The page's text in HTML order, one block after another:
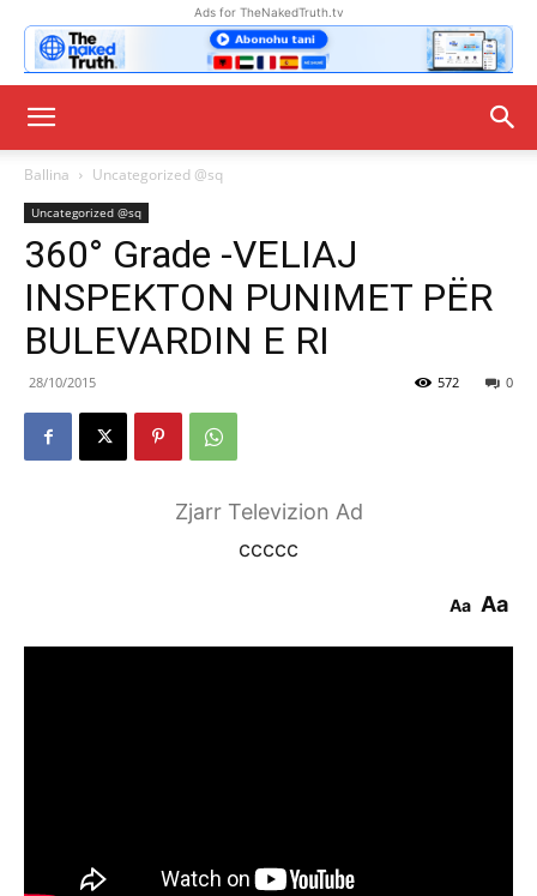
Ads for TheNakedTruth.tv
Ballina Uncategorized @sq
Uncategorized @sq
360° Grade -VELIAJ
INSPEKTON PUNIMET PËR
BULEVARDIN E RI
28/10/2015 0
572
Zjarr Televizion Ad
ccccc
Aa Aa